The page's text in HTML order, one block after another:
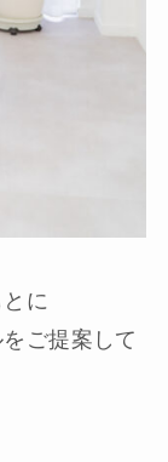
に
ご提案して